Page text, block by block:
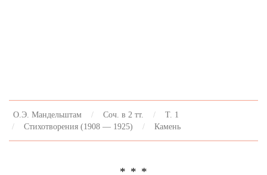
О.Э. Мандельштам Соч. в 2 тт.
Т. 1
Стихотворения (1908 — 1925)
Камень
* * *